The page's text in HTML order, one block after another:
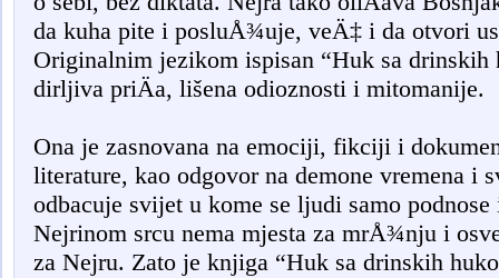
da kuha pite i posluÅ¾uje, veÄ‡ i da otvori
Originalnim jezikom ispisan “Huk sa drinskih
dirljiva priÄa, lišena odioznosti i mitomanije.
Ona je zasnovana na emociji, fikciji i
literature, kao odgovor na demone vremena i
odbacuje svijet u kome se ljudi samo podnose
Nejrinom srcu nema mjesta za mrÅ¾nju i
za Nejru. Zato je knjiga “Huk sa drinskih